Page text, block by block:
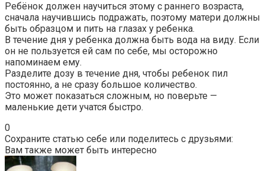
Ребёнок должен научиться этому с раннего возраста,
сначала научившись подражать, поэтому матери должны
быть образцом и пить на глазах у ребенка.
В течение дня у ребенка должна быть вода на виду. Если
он не пользуется ей сам по себе, мы осторожно
напоминаем ему.
Разделите дозу в течение дня, чтобы ребенок пил
постоянно, а не сразу большое количество.
Это может показаться сложным, но поверьте —
маленькие дети учатся быстро.
0
Сохраните статью себе или поделитесь с друзьями:
Вам также может быть интересно